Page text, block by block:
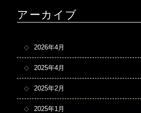
アーカイブ
2026年4月
2025年4月
2025年2月
2025年1月